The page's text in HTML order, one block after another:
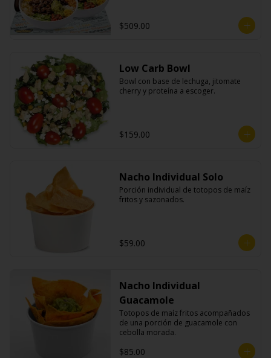
$509.00
Low Carb Bowl
Bowl con base de lechuga, jitomate
cherry y proteína a escoger.
$159.00
Nacho Individual Solo
Porción individual de totopos de maíz
fritos y sazonados.
$59.00
Nacho Individual
Guacamole
Totopos de maíz fritos acompañados
de una porción de guacamole con
cebolla morada.
$85.00